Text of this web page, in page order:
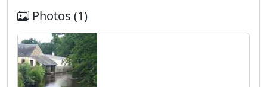
Photos (1)